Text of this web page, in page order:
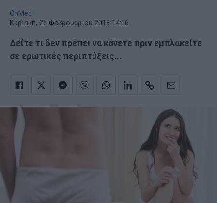
OnMed
Κυριακή, 25 Φεβρουαρίου 2018 14:06
Δείτε τι δεν πρέπει να κάνετε πριν εμπλακείτε
σε ερωτικές περιπτύξεις...